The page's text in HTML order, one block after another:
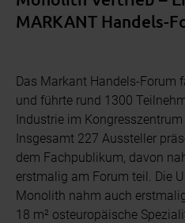
MARKANT Handels-
Das Markant Handels-Forum
und führte rund 1300
Industrie im
Insgesamt 227 Aussteller
dem Fachpublikum, davon
erstmalig am Forum teil. Die
Monolith nahm auch
18 m² osteuropäische